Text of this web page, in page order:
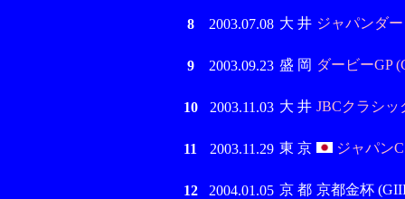
8 2003.07.08 大 井 ジャパンダ
9 2003.09.23 盛 岡 ダービーGP
10 2003.11.03 大 井 JBCクラシッ
11 2003.11.29 東 京 ジャパン
12 2004.01.05 京 都 京都金杯